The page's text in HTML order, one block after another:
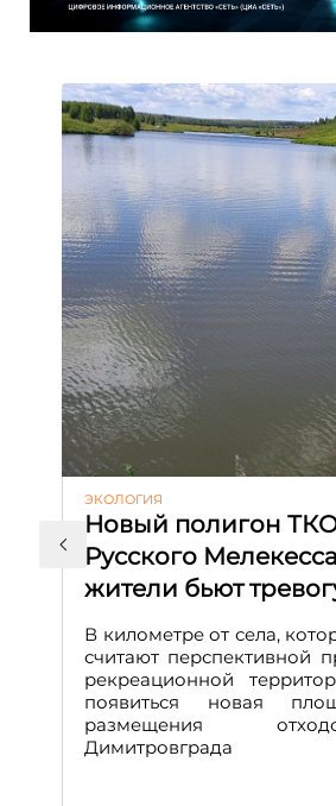
ЭКОЛОГИЯ
Новый полигон
Русского
жители бьют
В километре от села,
считают перспективной
рекреационной
появиться новая
размещения
Димитровграда